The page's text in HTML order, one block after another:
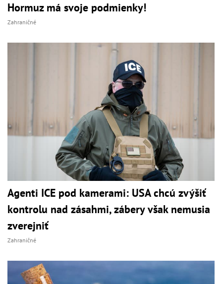
Hormuz má svoje podmienky!
Zahraničné
Agenti ICE pod kamerami: USA chcú zvýšiť
kontrolu nad zásahmi, zábery však nemusia
zverejniť
Zahraničné